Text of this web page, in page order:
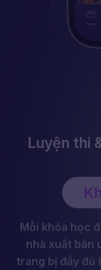
Luyện thi
Mỗi khóa học
nhà xuất bản
trang bị đầy đủ